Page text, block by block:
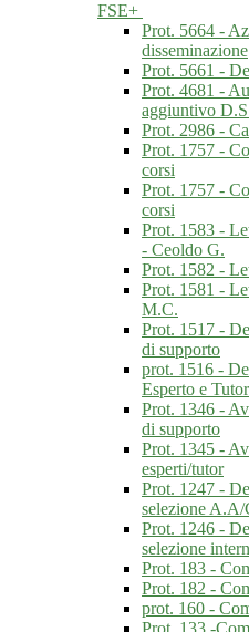
FSE+
Prot. 5664 -
disseminazione
Prot. 5661 -
Prot. 4681 -
aggiuntivo
Prot. 2986 -
Prot. 1757 -
corsi
Prot. 1757 -
corsi
Prot. 1583 -
- Ceoldo G.
Prot. 1582 -
Prot. 1581 -
M.C.
Prot. 1517 -
di supporto
prot. 1516 -
Esperto e Tutor
Prot. 1346 -
di supporto
Prot. 1345 -
esperti/tutor
Prot. 1247 -
selezione
Prot. 1246 -
selezione
Prot. 183 -
Prot. 182 -
prot. 160 -